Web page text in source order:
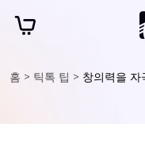
홈 > 틱톡 팁 > 창의력을 자